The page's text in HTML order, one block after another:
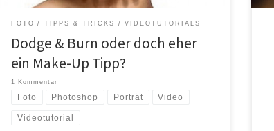
FOTO TIPPS & TRICKS VIDEOTUTORIALS
Dodge & Burn oder doch eher
ein Make-Up Tipp?
1 Kommentar
Foto Photoshop Porträt Video
Videotutorial